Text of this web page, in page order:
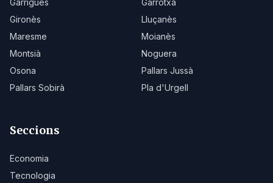
Garrigues
Garrotxa
Gironès
Lluçanès
Maresme
Moianès
Montsià
Noguera
Osona
Pallars Jussà
Pallars Sobirà
Pla d'Urgell
Seccions
Economia
Tecnologia